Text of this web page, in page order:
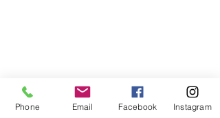
Phone Email Facebook Instagram